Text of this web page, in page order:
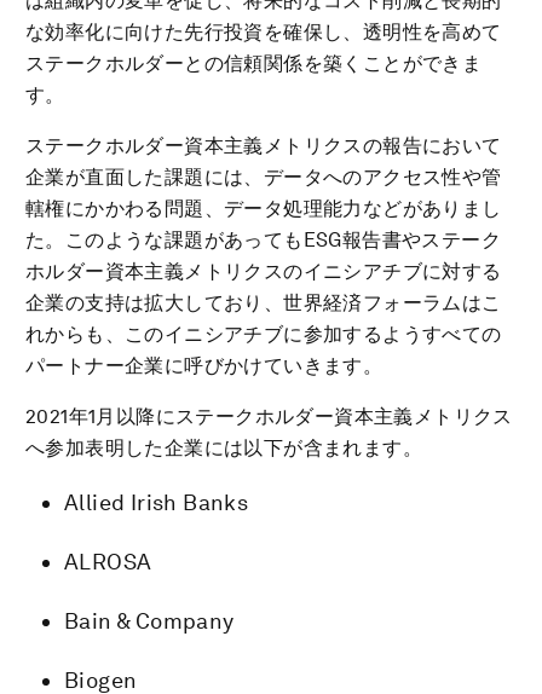
な効率化に向けた先行投資を確保し、透明性を高めて
ステークホルダーとの信頼関係を築くことができま
す。
ステークホルダー資本主義メトリクスの報告において
企業が直面した課題には、データへのアクセス性や管
轄権にかかわる問題、データ処理能力などがありまし
た。このような課題があってもESG報告書やステーク
ホルダー資本主義メトリクスのイニシアチブに対する
企業の支持は拡大しており、世界経済フォーラムはこ
れからも、このイニシアチブに参加するようすべての
パートナー企業に呼びかけていきます。
2021年1月以降にステークホルダー資本主義メトリクス
へ参加表明した企業には以下が含まれます。
Allied Irish Banks
ALROSA
Bain & Company
Biogen